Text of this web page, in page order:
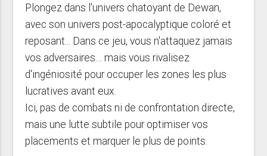
Plongez dans l'univers chatoyant de Dewan,
avec son univers post-apocalyptique coloré et
reposant... Dans ce jeu, vous n'attaquez jamais
vos adversaires… mais vous rivalisez
d'ingéniosité pour occuper les zones les plus
lucratives avant eux.
Ici, pas de combats ni de confrontation directe,
mais une lutte subtile pour optimiser vos
placements et marquer le plus de points.